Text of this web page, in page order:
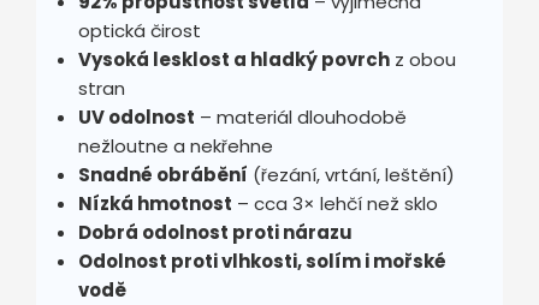
optická čirost
Vysoká lesklost a hladký povrch z obou
stran
UV odolnost – materiál dlouhodobě
nežloutne a nekřehne
Snadné obrábění (řezání, vrtání, leštění)
Nízká hmotnost – cca 3× lehčí než sklo
Dobrá odolnost proti nárazu
Odolnost proti vlhkosti, solím i mořské
vodě